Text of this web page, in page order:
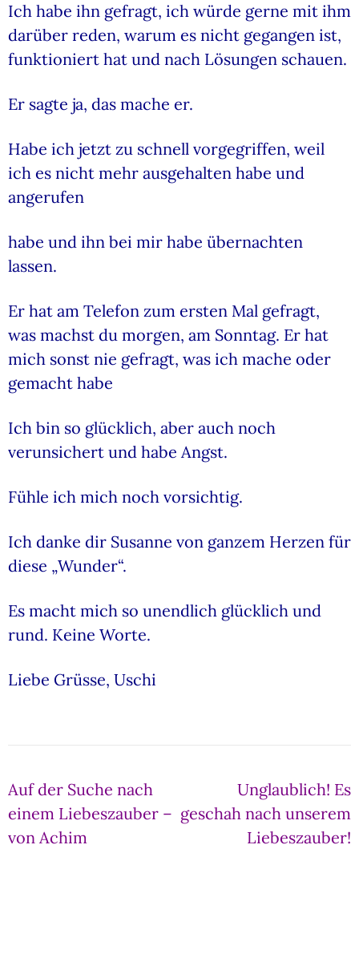
Ich habe ihn gefragt, ich würde gerne mit ihm
darüber reden, warum es nicht gegangen ist,
funktioniert hat und nach Lösungen schauen.
Er sagte ja, das mache er.
Habe ich jetzt zu schnell vorgegriffen, weil
ich es nicht mehr ausgehalten habe und
angerufen
habe und ihn bei mir habe übernachten
lassen.
Er hat am Telefon zum ersten Mal gefragt,
was machst du morgen, am Sonntag. Er hat
mich sonst nie gefragt, was ich mache oder
gemacht habe
Ich bin so glücklich, aber auch noch
verunsichert und habe Angst.
Fühle ich mich noch vorsichtig.
Ich danke dir Susanne von ganzem Herzen für
diese „Wunder“.
Es macht mich so unendlich glücklich und
rund. Keine Worte.
Liebe Grüsse, Uschi
Beitragsnavigation
Auf der Suche nach
einem Liebeszauber –
von Achim
Unglaublich! Es
geschah nach unserem
Liebeszauber!